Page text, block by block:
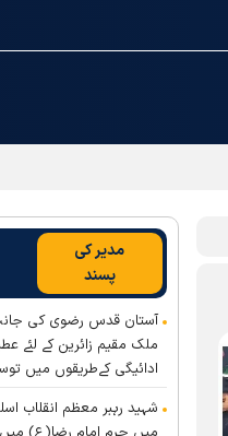
مدیر کی
پسند
آستان قدس رضوی کی
ملک مقیم زائرین کے لئے
ادائیگی کےطریقوں میں
شہید رہبر معظم انقلاب